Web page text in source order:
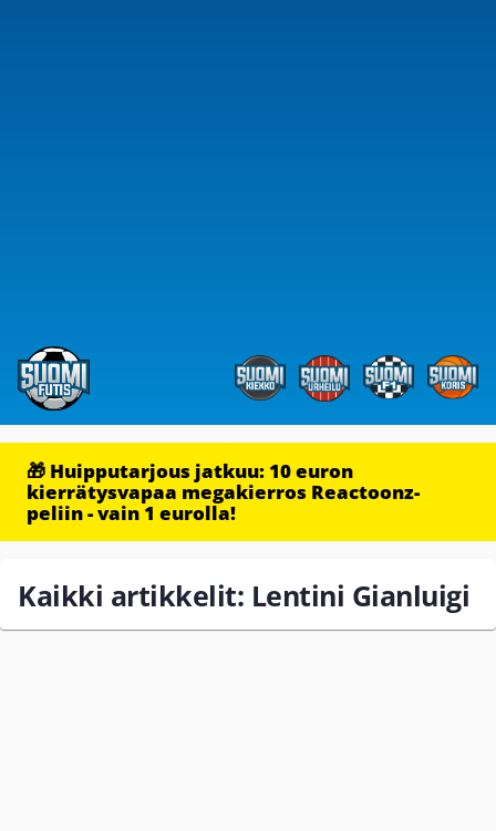
🎁 Huipputarjous jatkuu: 10 euron
kierrätysvapaa megakierros Reactoonz-
peliin - vain 1 eurolla!
Kaikki artikkelit: Lentini Gianluigi